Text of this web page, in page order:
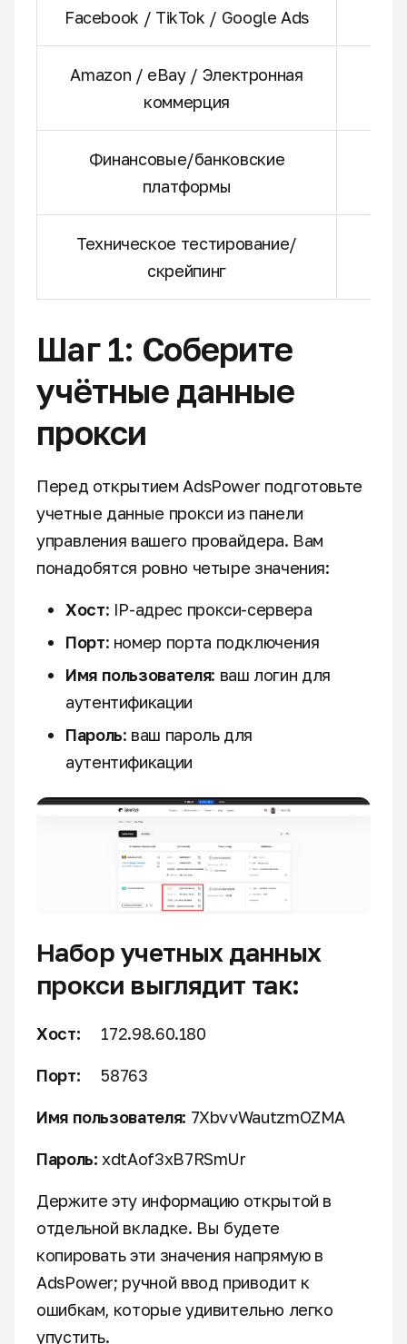
Facebook / TikTok / Google Ads
Amazon / eBay / Электронная
коммерция
Финансовые/банковские
платформы
Техническое тестирование/
скрейпинг
Шаг 1: Соберите
учётные данные
прокси
Перед открытием AdsPower подготовьте
учетные данные прокси из панели
управления вашего провайдера. Вам
понадобятся ровно четыре значения:
Хост: IP-адрес прокси-сервера
Порт: номер порта подключения
Имя пользователя: ваш логин для
аутентификации
Пароль: ваш пароль для
аутентификации
Набор учетных данных
прокси выглядит так:
Хост: 172.98.60.180
Порт: 58763
Имя пользователя: 7XbvvWautzmOZMA
Пароль:xdtAof3xB7RSmUr
Держите эту информацию открытой в
отдельной вкладке. Вы будете
копировать эти значения напрямую в
AdsPower; ручной ввод приводит к
ошибкам, которые удивительно легко
упустить.